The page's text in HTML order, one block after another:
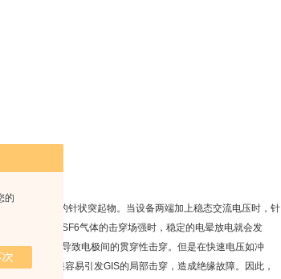
的
下比较尖锐的针状突起物。当设备两端加上稳态交流电压时，针
增高并达到SF6气体的击穿场强时，稳定的电晕放电就会发
故此时不易导致电极间的贯穿性击穿。但是在快速电压如冲
突起物则很容易引发GIS的局部击穿，造成绝缘故障。因此，